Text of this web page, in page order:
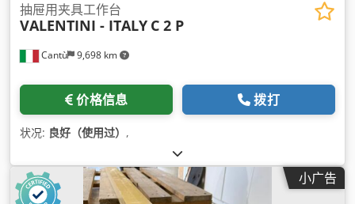
Cantù 9,698 km
抽屉用夹具工作台
VALENTINI - ITALY C 2 P
价格信息 拨打
状况: 良好（使用过） ,
小广告